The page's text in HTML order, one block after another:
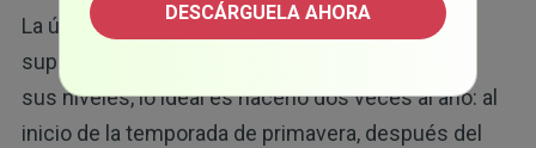
La única forma de saber si necesita tomar un
suplemento y determinar la dosis, es analizando
sus niveles, lo ideal es hacerlo dos veces al año: al
inicio de la temporada de primavera, después del
DESCÁRGUELA AHORA